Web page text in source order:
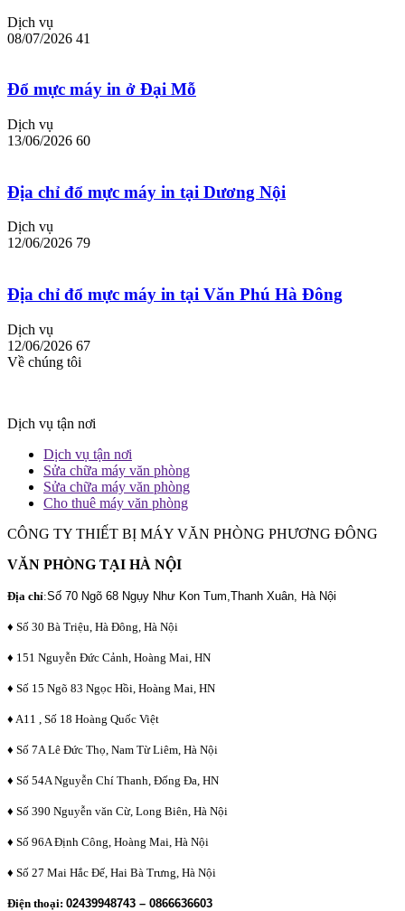
Dịch vụ
08/07/2026 41
Đổ mực máy in ở Đại Mỗ
Dịch vụ
13/06/2026 60
Địa chỉ đổ mực máy in tại Dương Nội
Dịch vụ
12/06/2026 79
Địa chỉ đổ mực máy in tại Văn Phú Hà Đông
Dịch vụ
12/06/2026 67
Về chúng tôi
Dịch vụ tận nơi
Dịch vụ tận nơi
Sửa chữa máy văn phòng
Sửa chữa máy văn phòng
Cho thuê máy văn phòng
CÔNG TY THIẾT BỊ MÁY VĂN PHÒNG PHƯƠNG ĐÔNG
VĂN PHÒNG TẠI HÀ NỘI
Địa chỉ:Số 70 Ngõ 68 Ngụy Như Kon Tum,Thanh Xuân, Hà Nội
♦ Số 30 Bà Triệu, Hà Đông, Hà Nội
♦ 151 Nguyễn Đức Cảnh, Hoàng Mai, HN
♦ Số 15 Ngõ 83 Ngọc Hồi, Hoàng Mai, HN
♦ A11 , Số 18 Hoàng Quốc Việt
♦ Số 7A Lê Đức Thọ, Nam Từ Liêm, Hà Nội
♦ Số 54A Nguyễn Chí Thanh, Đống Đa, HN
♦ Số 390 Nguyễn văn Cừ, Long Biên, Hà Nội
♦ Số 96A Định Công, Hoàng Mai, Hà Nội
♦ Số 27 Mai Hắc Đế, Hai Bà Trưng, Hà Nội
Điện thoại: 02439948743 – 0866636603